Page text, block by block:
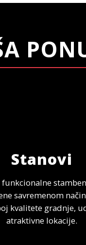
Stanovi
savremenom
kvalitete gradnje,
atraktivne lokacije.